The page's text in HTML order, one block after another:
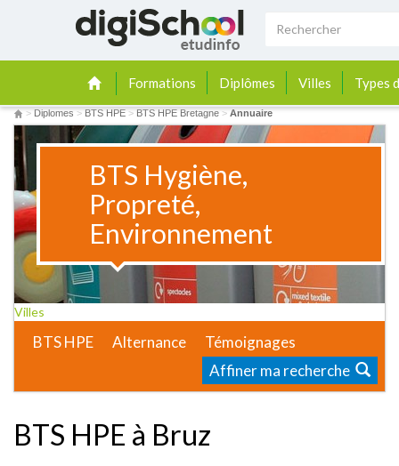
Formations Diplômes Villes Types
> Diplomes > BTS HPE > BTS HPE Bretagne > Annuaire
BTS Hygiène,
Propreté,
Environnement
Villes
BTS HPE Alternance
Témoignages
Affiner ma recherche
BTS HPE à Bruz